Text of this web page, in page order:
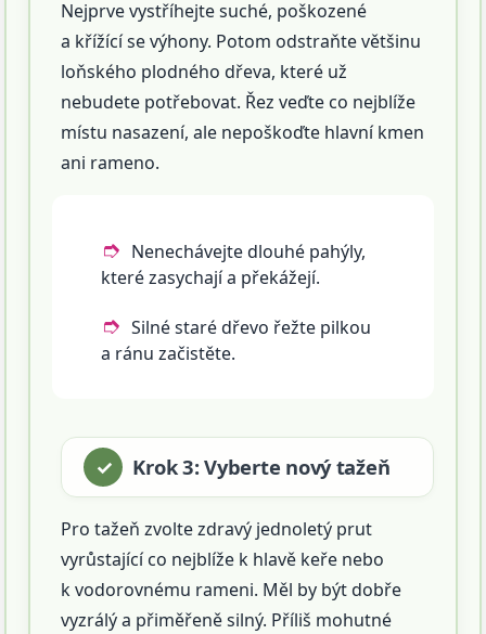
Nejprve vystříhejte suché, poškozené
a křížící se výhony. Potom odstraňte většinu
loňského plodného dřeva, které už
nebudete potřebovat. Řez veďte co nejblíže
místu nasazení, ale nepoškoďte hlavní kmen
ani rameno.
Nenechávejte dlouhé pahýly,
které zasychají a překážejí.
Silné staré dřevo řežte pilkou
a ránu začistěte.
Krok 3: Vyberte nový tažeň
Pro tažeň zvolte zdravý jednoletý prut
vyrůstající co nejblíže k hlavě keře nebo
k vodorovnému rameni. Měl by být dobře
vyzrálý a přiměřeně silný. Příliš mohutné